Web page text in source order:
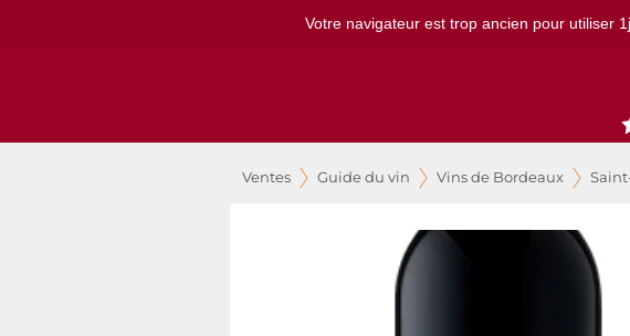
Votre navigateur est trop ancien pour utiliser
Ventes Guide du vin Vins de Bordeaux